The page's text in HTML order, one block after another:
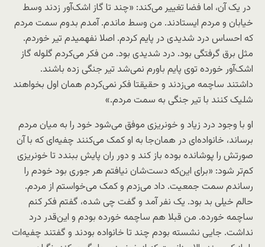
در یک آن، اما فضا تغییر می‌کند: «چند تا گاز اشک‌آور زدند وسط
خیابان و مردم ایستادند. من وسط ماندم. آمدم بدوم سمت مردم
که احساس درد شدیدی در پایم کردم. اصلا نفهمیدم تیر خوردم.
مثل برق گرفتگی بود. درد شدیدی بود. من فکر می‌کردم گلوله گاز
اشک‌آور خورده توی پایم باورم نمی‌شد تیر جنگی زده باشند.
داشتند ساچمه می‌زدند و حقیقتا فکر نمی‌کردم همان اول بخواهند
شلیک کنند با تیر جنگی به سمت مردم.»
او با وجود درد زیاد و خونریزی موفق می‌شود خود را به میان مردم
برساند، خانواده‌ای در همان‌جا به او کمک می‌کنند چفیه‌ای که با آن
صورتش را پوشانده بوده باز کند و دور ران پایش ببندد تا خونریزی
کم‌تر شود: «برای این‌که دست‌شان نیافتم هر جوری بود خودم را
رساندم سمت جمعیت. داد می‌زدم و کمک می‌خواستم از مردم.
حالم خیلی بد بود. یک نفر آمد و گفت چی شده، گفتم فکر کنم
ساچمه خورده. من قبلا هم ساچمه خورده بودم و این‌قدر درد
نداشت. جایی نشسته بودم چند تا خانواده بودند و گفتند چفیه‌ات